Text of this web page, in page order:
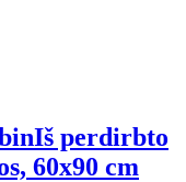
Iš perdirbto
60x90 cm